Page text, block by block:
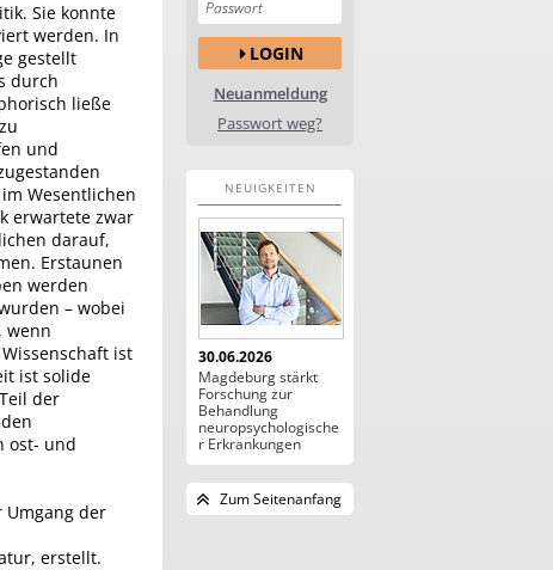
Sie konnte
werden. In
gestellt
durch
ließe
und
Wesentlichen
erwartete zwar
darauf,
Erstaunen
werden
– wobei
wenn
ist
ist solide
der
ost- und
Umgang der
erstellt.
LOGIN
Neuanmeldung
Passwort weg?
NEUIGKEITEN
30.06.2026
Magdeburg stärkt
Forschung zur
Behandlung
neuropsychologische
r Erkrankungen
Zum Seitenanfang